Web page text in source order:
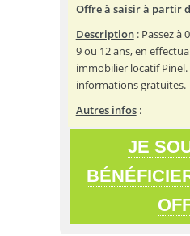
Offre à saisir à partir
Description: Passez à
9 ou 12 ans, en
immobilier locatif
informations gratuites.
Autres infos:
JE